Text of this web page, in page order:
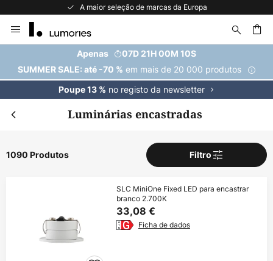
A maior seleção de marcas da Europa
para
Conteúdo
Apenas
07D 21H 00M 09S
SUMMER SALE: até -70 % em mais de 20 000 produtos
Poupe 13 % no registo da newsletter
Luminárias encastradas
1090 Produtos Filtro
SLC MiniOne Fixed LED para encastrar
branco 2.700K
33,08 €
Ficha de dados